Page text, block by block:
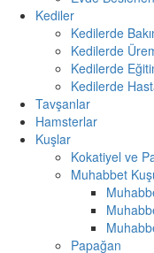
Kediler
Kedilerde
Kedilerde
Kedilerde
Kedilerde
Tavşanlar
Hamsterlar
Kuşlar
Kokatiyel ve
Muhabbet
Papağan